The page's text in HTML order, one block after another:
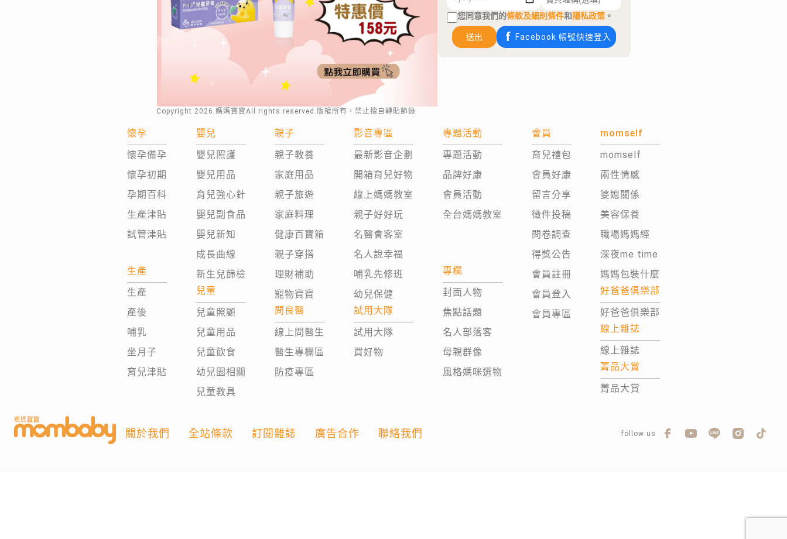
Copyright 2026 .媽媽寶寶All rights reserved.版權所有，禁止擅自轉貼節錄
您同意我們的條款及細則條件和隱私政策 。
送出 Facebook 帳號快速登入
懷孕
懷孕備孕
懷孕初期
孕期百科
生產津貼
試管津貼
生產
生產
產後
哺乳
坐月子
育兒津貼
嬰兒
嬰兒照護
嬰兒用品
育兒強心針
嬰兒副食品
嬰兒新知
成長曲線
新生兒篩檢
兒童
兒童照顧
兒童用品
兒童飲食
幼兒園相關
兒童教具
親子
親子教養
家庭用品
親子旅遊
家庭料理
健康百寶箱
親子穿搭
理財補助
寵物寶寶
問良醫
線上問醫生
醫生專欄區
防疫專區
影音專區
最新影音企劃
開箱育兒好物
線上媽媽教室
親子好好玩
名醫會客室
名人說幸福
哺乳先修班
幼兒保健
試用大隊
試用大隊
買好物
專題活動
專題活動
品牌好康
會員活動
全台媽媽教室
專欄
封面人物
焦點話題
名人部落客
母親群像
風格媽咪選物
會員
育兒禮包
會員好康
留言分享
徵件投稿
問卷調查
得獎公告
會員註冊
會員登入
會員專區
momself
momself
兩性情感
婆媳關係
美容保養
職場媽媽經
深夜me time
媽媽包裝什麼
好爸爸俱樂部
好爸爸俱樂部
線上雜誌
線上雜誌
菁品大賞
菁品大賞
關於我們 全站條款 訂閱雜誌 廣告合作 聯絡我們 follow us